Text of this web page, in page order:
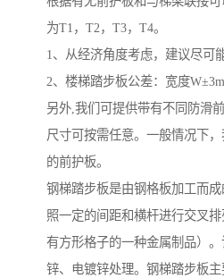
为T1，T2，T3，T4。
1、从经济角度考虑，建议尽可
2、楼梯踏步板公差：宽度
另外,我们可提供带有不同防滑
尺寸可按需任意。一般情况下
的前护板。
钢梯踏步板是由钢格板加工而
照一定的间距和横杆进行交叉
有方形格子的一种金属制品）
锌、电镀锌处理。钢梯踏步板